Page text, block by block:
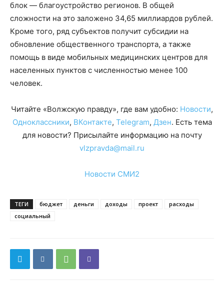
блок — благоустройство регионов. В общей
сложности на это заложено 34,65 миллиардов рублей.
Кроме того, ряд субъектов получит субсидии на
обновление общественного транспорта, а также
помощь в виде мобильных медицинских центров для
населенных пунктов с численностью менее 100
человек.
Читайте «Волжскую правду», где вам удобно: Новости,
Одноклассники, ВКонтакте, Telegram, Дзен. Есть тема
для новости? Присылайте информацию на почту
vlzpravda@mail.ru
Новости СМИ2
ТЕГИ бюджет деньги доходы проект
расходы
социальный